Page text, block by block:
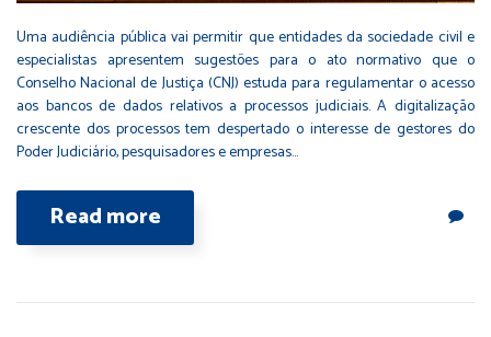
Uma audiência pública vai permitir que entidades da sociedade civil e
especialistas apresentem sugestões para o ato normativo que o
Conselho Nacional de Justiça (CNJ) estuda para regulamentar o acesso
aos bancos de dados relativos a processos judiciais. A digitalização
crescente dos processos tem despertado o interesse de gestores do
Poder Judiciário, pesquisadores e empresas…
Read more